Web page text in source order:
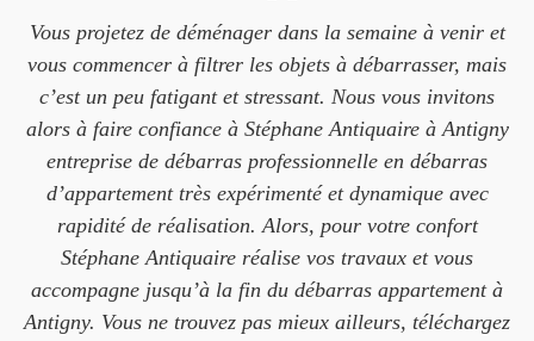
Vous projetez de déménager dans la semaine à venir et
vous commencer à filtrer les objets à débarrasser, mais
c’est un peu fatigant et stressant. Nous vous invitons
alors à faire confiance à Stéphane Antiquaire à Antigny
entreprise de débarras professionnelle en débarras
d’appartement très expérimenté et dynamique avec
rapidité de réalisation. Alors, pour votre confort
Stéphane Antiquaire réalise vos travaux et vous
accompagne jusqu’à la fin du débarras appartement à
Antigny. Vous ne trouvez pas mieux ailleurs, téléchargez